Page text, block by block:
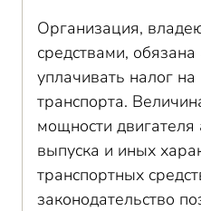
Организация,
средствами, обязана
уплачивать налог
транспорта.
мощности двигателя
выпуска и иных
транспортных
законодательство